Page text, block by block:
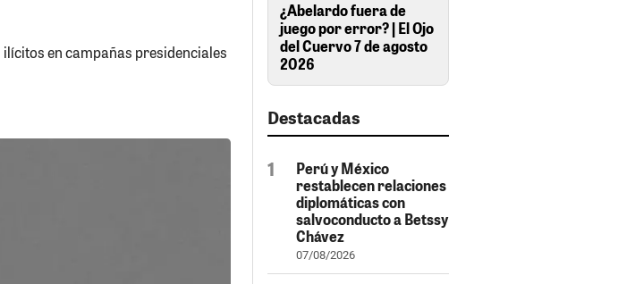
en campañas presidenciales
¿Abelardo fuera de
juego por error? | El Ojo
del Cuervo 7 de agosto
2026
Destacadas
Perú y México
restablecen relaciones
diplomáticas con
salvoconducto a Betssy
Chávez
07/08/2026